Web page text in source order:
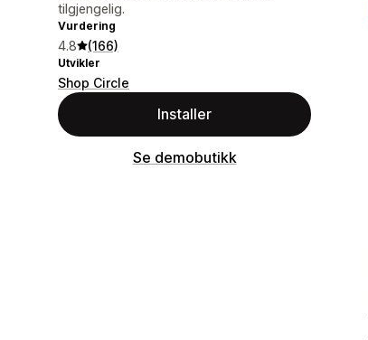
tilgjengelig.
Vurdering
4.8 (166)
Utvikler
Shop Circle
Installer
Se demobutikk